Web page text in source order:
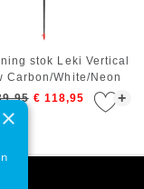
+
stok Leki Vertical
Carbon/White/Neon
Red - 125 cm
€ 118,95
×